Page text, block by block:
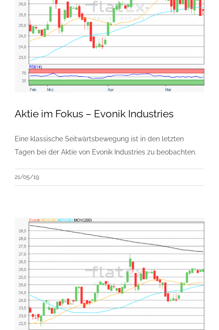
Aktie im Fokus – Evonik Industries
Eine klassische Seitwärtsbewegung ist in den letzten
Tagen bei der Aktie von Evonik Industries zu beobachten.
21/05/19